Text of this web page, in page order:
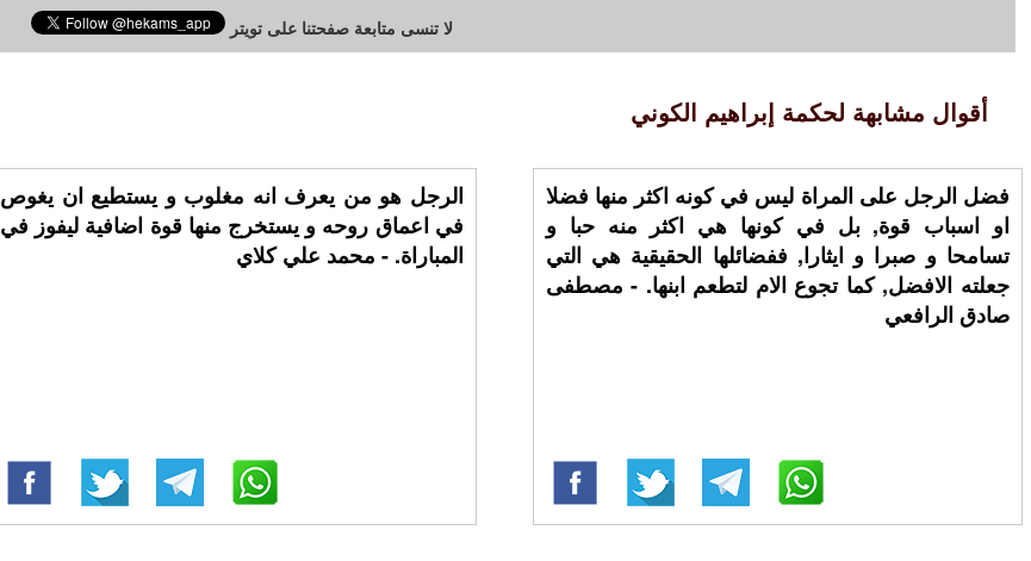
لا تنسى متابعة صفحتنا على تويتر
أقوال مشابهة لحكمة إبراهيم الكوني
الرجل هو من يعرف انه مغلوب و يستطيع ان يغوص
في اعماق روحه و يستخرج منها قوة اضافية ليفوز في
المباراة. - محمد علي كلاي
فضل الرجل على المراة ليس في كونه اكثر منها فضلا
او اسباب قوة, بل في كونها هي اكثر منه حبا و
تسامحا و صبرا و ايثارا, ففضائلها الحقيقية هي التي
جعلته الافضل, كما تجوع الام لتطعم ابنها. - مصطفى
صادق الرافعي